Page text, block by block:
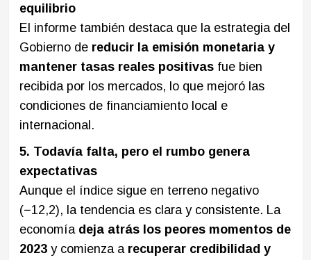
equilibrio
El informe también destaca que la estrategia del
Gobierno de reducir la emisión monetaria y
mantener tasas reales positivasfue bien
recibida por los mercados, lo que mejoró las
condiciones de financiamiento local e
internacional.
5. Todavía falta, pero el rumbo genera
expectativas
Aunque el índice sigue en terreno negativo
(−12,2), la tendencia es clara y consistente. La
economía deja atrás los peores momentos de
2023y comienza a recuperar credibilidad y